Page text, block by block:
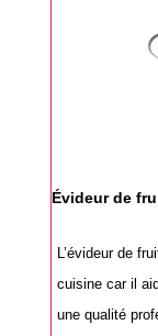
Évideur de
L’évideur de
cuisine car il
une qualité